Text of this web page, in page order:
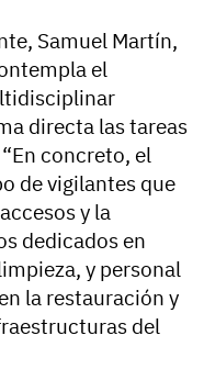
Samuel Martín,
el
directa las tareas
concreto, el
de vigilantes que
y la
dedicados en
y personal
la restauración y
del